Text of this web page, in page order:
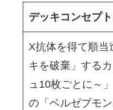
デッキコンセプト
X抗体を得て順当
キを破棄」する
ュ10枚ごとに～
の「ベルゼブモ